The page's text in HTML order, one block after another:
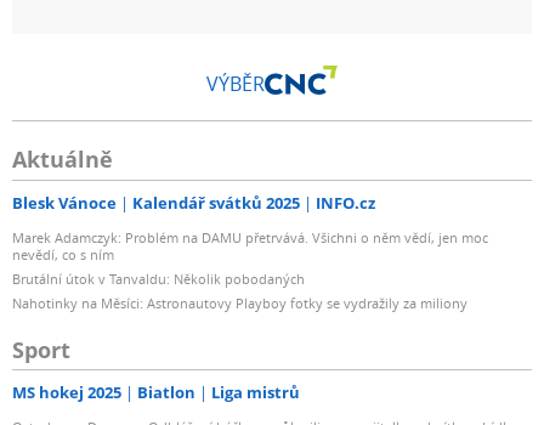
VÝBĚR
Aktuálně
Blesk Vánoce Kalendář svátků 2025 INFO.cz
Marek Adamczyk: Problém na DAMU přetrvává. Všichni o něm vědí, jen moc
nevědí, co s ním
Brutální útok v Tanvaldu: Několik pobodaných
Nahotinky na Měsíci: Astronautovy Playboy fotky se vydražily za miliony
Sport
MS hokej 2025 Biatlon Liga mistrů